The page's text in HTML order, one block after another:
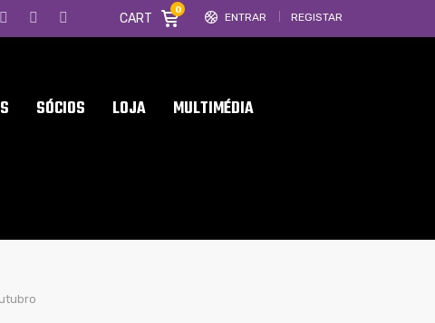
ENTRAR REGISTAR
CART
0
SÓCIOS LOJA MULTIMÉDIA